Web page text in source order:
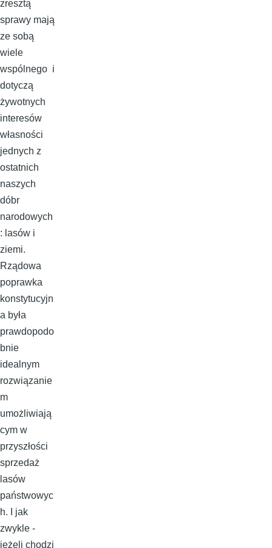
zresztą
sprawy mają
ze sobą
wiele
wspólnego i
dotyczą
żywotnych
interesów
własności
jednych z
ostatnich
naszych
dóbr
narodowych
: lasów i
ziemi.
Rządowa
poprawka
konstytucyjn
a była
prawdopodo
bnie
idealnym
rozwiązanie
m
umożliwiają
cym w
przyszłości
sprzedaż
lasów
państwowyc
h. I jak
zwykle -
jeżeli chodzi